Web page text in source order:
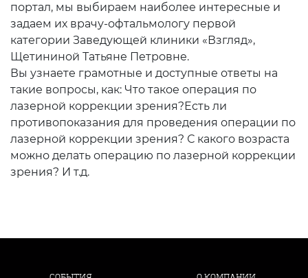
портал, мы выбираем наиболее интересные и
задаем их врачу-офтальмологу первой
категории Заведующей клиники «Взгляд»,
Щетининой Татьяне Петровне.
Вы узнаете грамотные и доступные ответы на
такие вопросы, как: Что такое операция по
лазерной коррекции зрения?Есть ли
противопоказания для проведения операции по
лазерной коррекции зрения? С какого возраста
можно делать операцию по лазерной коррекции
зрения? И т.д.